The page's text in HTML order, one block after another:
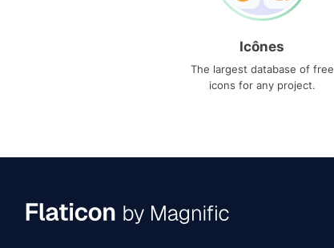
Icônes
The largest database of free
icons for any project.